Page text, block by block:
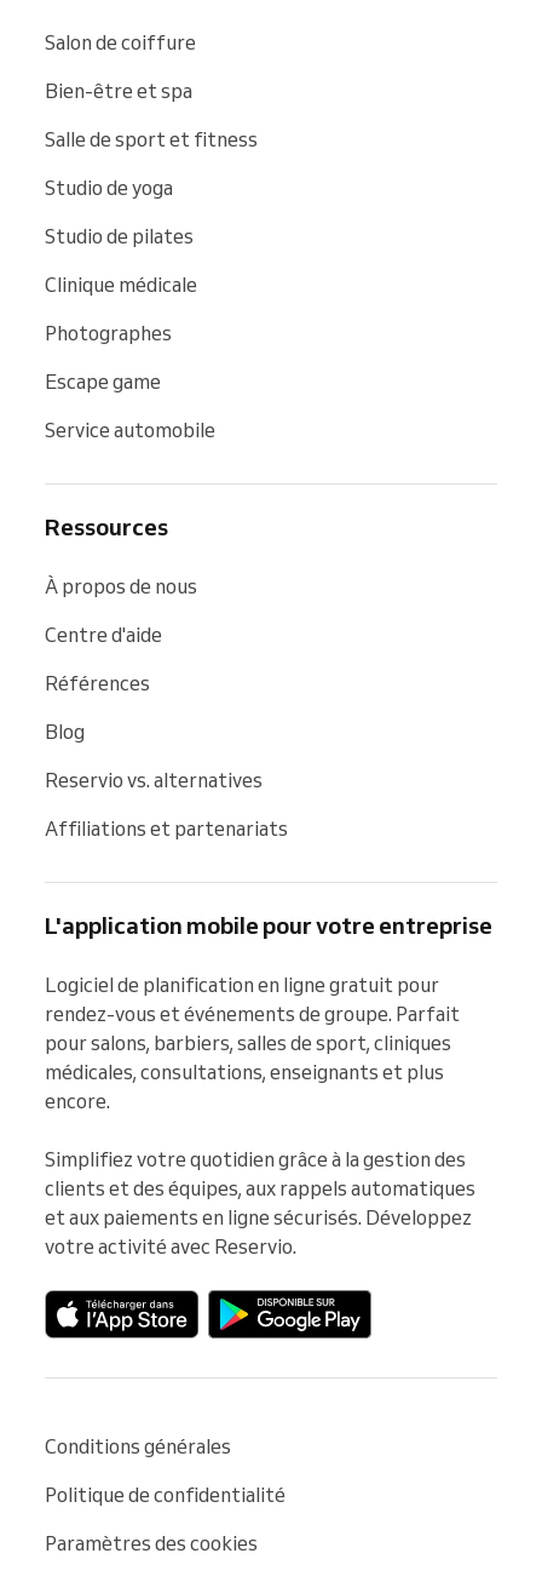
Salon de coiffure
Bien-être et spa
Salle de sport et fitness
Studio de yoga
Studio de pilates
Clinique médicale
Photographes
Escape game
Service automobile
Ressources
À propos de nous
Centre d'aide
Références
Blog
Reservio vs. alternatives
Affiliations et partenariats
L'application mobile pour votre entreprise
Logiciel de planification en ligne gratuit pour
rendez-vous et événements de groupe. Parfait
pour salons, barbiers, salles de sport, cliniques
médicales, consultations, enseignants et plus
encore.
Simplifiez votre quotidien grâce à la gestion des
clients et des équipes, aux rappels automatiques
et aux paiements en ligne sécurisés. Développez
votre activité avec Reservio.
Conditions générales
Politique de confidentialité
Paramètres des cookies